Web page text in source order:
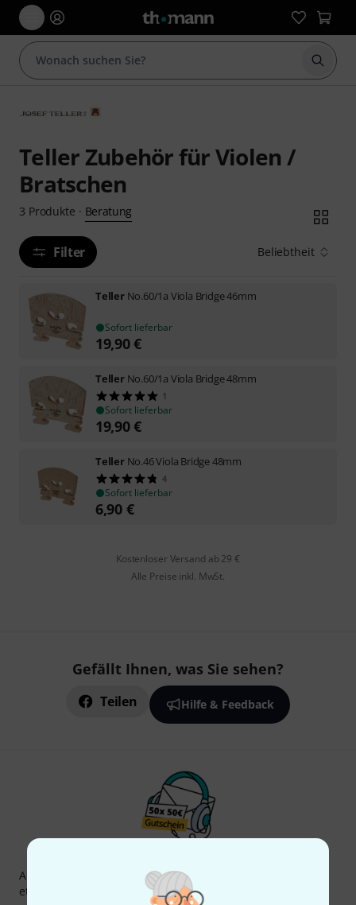
Suche
Teller Zubehör für Violen /
Bratschen
3 Produkte · Beratung
Filter Beliebtheit
Teller No.60/1a Viola Bridge 46mm
Sofort lieferbar
19,90€
Teller No.60/1a Viola Bridge 48mm
1
Sofort lieferbar
19,90€
Teller No.46 Viola Bridge 48mm
4
Sofort lieferbar
6,90 €
Kostenloser Versand ab 29 €
Alle Preise inkl. MwSt.
Gefällt Ihnen, was Sie sehen?
Teilen Hilfe & Feedback
Abonniere den Thomann Newsletter und gewinne mit
etwas Glück einen von
50 Gutscheinen